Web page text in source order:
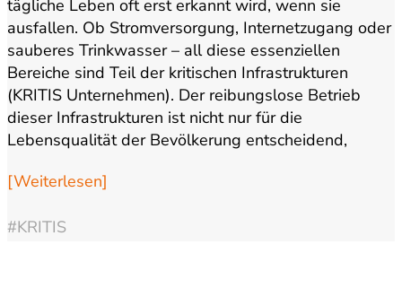
tägliche Leben oft erst erkannt wird, wenn sie
ausfallen. Ob Stromversorgung, Internetzugang oder
sauberes Trinkwasser – all diese essenziellen
Bereiche sind Teil der kritischen Infrastrukturen
(KRITIS Unternehmen). Der reibungslose Betrieb
dieser Infrastrukturen ist nicht nur für die
Lebensqualität der Bevölkerung entscheidend,
[Weiterlesen]
#KRITIS